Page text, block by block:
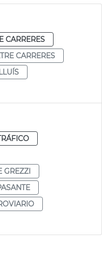
CARRERES
CARRERES
GREZZI